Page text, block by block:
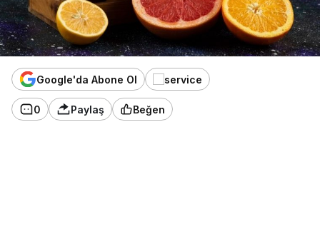
Google'da Abone Ol
0 Paylaş Beğen